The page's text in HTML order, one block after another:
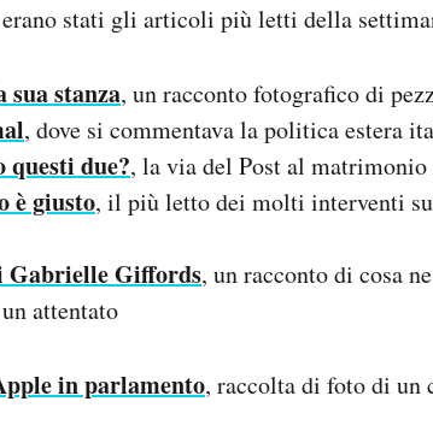
erano stati gli articoli più letti della
sua stanza, un racconto fotografico di
, dove si commentava la politica estera
questi due?, la via del Post al matrimonio
è giusto, il più letto dei molti interventi
Gabrielle Giffords, un racconto di cosa
attentato
in parlamento, raccolta di foto di un